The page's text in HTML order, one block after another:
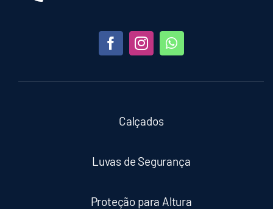
Calçados
Luvas de Segurança
Proteção para Altura